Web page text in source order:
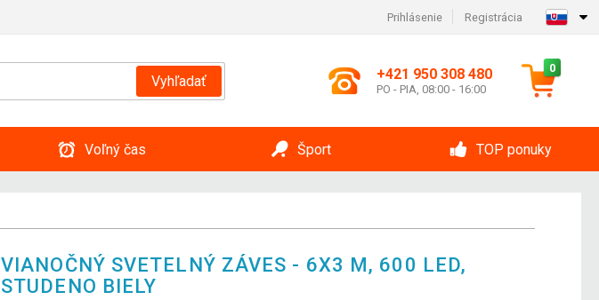
Prihlásenie Registrácia
Vyhľadať +421 950 308 480
PO - PIA, 08:00 - 16:00
0
Voľný čas Šport TOP ponuky
VIANOČNÝ SVETELNÝ ZÁVES - 6X3 M, 600 LED,
STUDENO BIELY